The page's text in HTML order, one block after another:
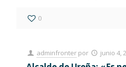
0
adminfronter por junio 4,